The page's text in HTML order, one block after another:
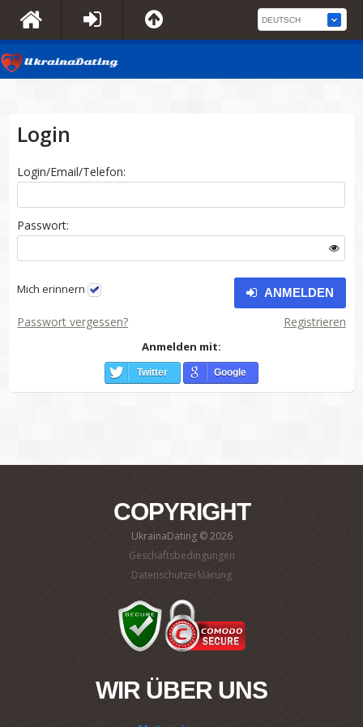
Login
Login/Email/Telefon:
Passwort:
Mich erinnern ANMELDEN
Passwort vergessen? Registrieren
Anmelden mit:
Twitter Google
COPYRIGHT
UkrainaDating © 2026
Geschäftsbedingungen
Datenschutzerklärung
WIR ÜBER UNS